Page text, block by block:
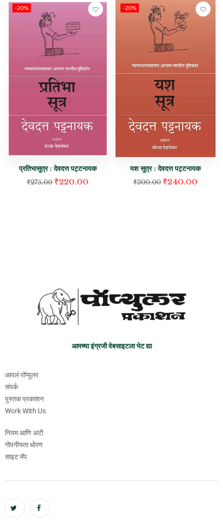
-20%
प्रतिभासूत्र : देवदत्त पट्टनायक
₹275.00 ₹220.00
-20%
यश सूत्र : देवदत्त पट्टनायक
₹300.00 ₹240.00
आमच्या इंग्रजी वेबसाइटला भेट द्या
आपलं पॉप्युलर
संपर्क
पुस्तक प्रकाशन
Work With Us
नियम आणि अटी
गोपनीयता धोरण
साइट मॅप